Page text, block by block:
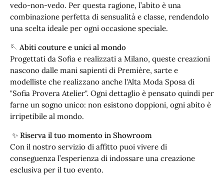
vedo-non-vedo. Per questa ragione, l’abito è una
combinazione perfetta di sensualità e classe, rendendolo
una scelta ideale per ogni occasione speciale.
🪡 Abiti couture e unici al mondo
Progettati da Sofia e realizzati a Milano, queste creazioni
nascono dalle mani sapienti di Première, sarte e
modelliste che realizzano anche l'Alta Moda Sposa di
"Sofia Provera Atelier". Ogni dettaglio è pensato quindi per
farne un sogno unico: non esistono doppioni, ogni abito è
irripetibile al mondo.
✨ Riserva il tuo momento in Showroom
Con il nostro servizio di affitto puoi vivere di
conseguenza l’esperienza di indossare una creazione
esclusiva per il tuo evento.